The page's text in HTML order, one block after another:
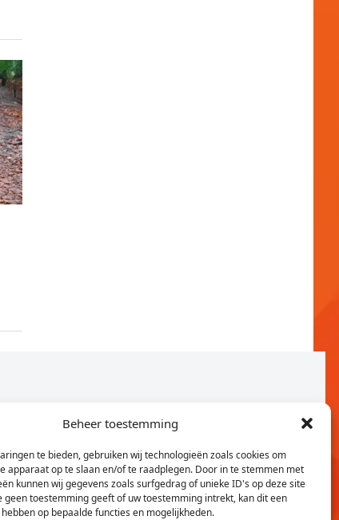
Beheer toestemming
te bieden, gebruiken wij technologieën zoals cookies om
apparaat op te slaan en/of te raadplegen. Door in te stemmen met
kunnen wij gegevens zoals surfgedrag of unieke ID's op deze site
geen toestemming geeft of uw toestemming intrekt, kan dit een
op bepaalde functies en mogelijkheden.